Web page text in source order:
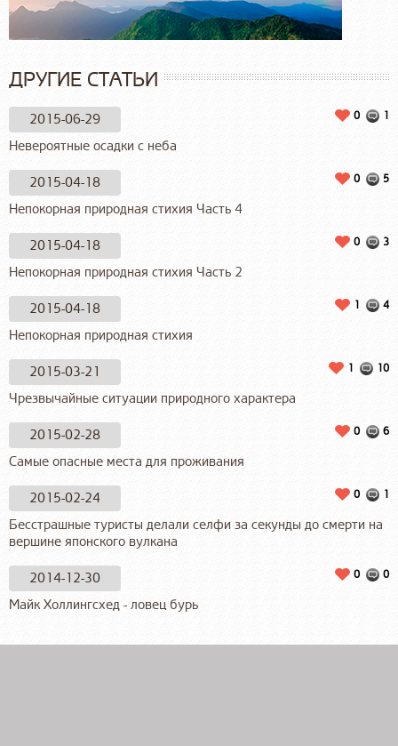
ДРУГИЕ СТАТЬИ
2015-06-29 1
0
Невероятные осадки с неба
2015-04-18 5
0
Непокорная природная стихия Часть 4
2015-04-18 3
0
Непокорная природная стихия Часть 2
2015-04-18 4
1
Непокорная природная стихия
2015-03-21 10
1
Чрезвычайные ситуации природного характера
2015-02-28 6
0
Самые опасные места для проживания
2015-02-24 1
0
Бесстрашные туристы делали селфи за секунды до смерти на
вершине японского вулкана
2014-12-30 0
0
Майк Холлингсхед - ловец бурь